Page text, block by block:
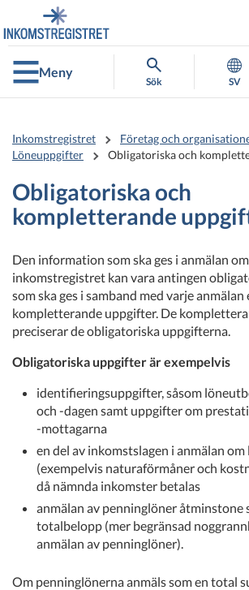
direkt
till
innehållet
till
hela
webbplatsens
sökningMeny
Sök SV
Inkomstregistret Företag och
Löneuppgifter
Obligatoriska och
Obligatoriska och
kompletterande
Den information som ska ges i anmälan
inkomstregistret kan vara antingen
som ska ges i samband med varje anmälan
kompletterande uppgifter. De
preciserar de obligatoriska uppgifterna.
Obligatoriska uppgifter är exempelvis
identifieringsuppgifter, såsom
och -dagen samt uppgifter om
-mottagarna
en del av inkomstslagen i anmälan
(exempelvis naturaförmåner och
då nämnda inkomster betalas
anmälan av penninglöner åtminstone
totalbelopp (mer begränsad
anmälan av penninglöner).
Om penninglönerna anmäls som en total